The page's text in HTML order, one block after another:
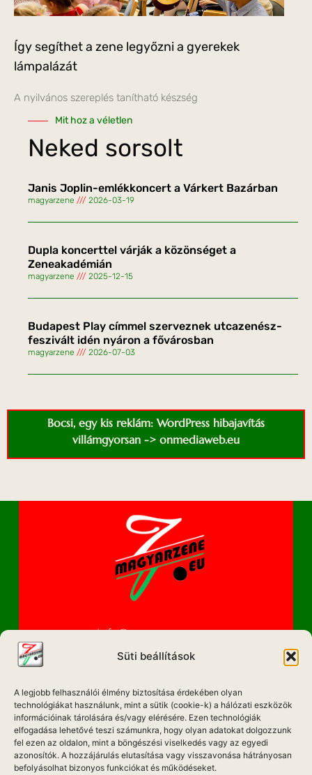
Süti beállítások
A legjobb felhasználói élmény biztosítása érdekében olyan
technológiákat használunk, mint a sütik (cookie-k) a hálózati eszközök
információinak tárolására és/vagy elérésére. Ezen technológiák
elfogadása lehetővé teszi számunkra, hogy olyan adatokat dolgozzunk
fel ezen az oldalon, mint a böngészési viselkedés vagy az egyedi
azonosítók. A hozzájárulás elutasítása vagy visszavonása hátrányosan
befolyásolhat bizonyos funkciókat és működéseket.
Így segíthet a zene legyőzni a gyerekek
lámpalázát
A nyilvános szereplés tanítható készség
Mit hoz a véletlen
Neked sorsolt
Janis Joplin-emlékkoncert a Várkert Bazárban
magyarzene 2026-03-19
Dupla koncerttel várják a közönséget a
Zeneakadémián
magyarzene 2025-12-15
Budapest Play címmel szerveznek utcazenész-
feszivált idén nyáron a fővárosban
magyarzene 2026-07-03
Bocsi, egy kis reklám: WordPress hibajavítás
villámgyorsan -> onmediaweb.eu
info@magyarzene.eu
IMPRESSZUM
ETIKAI KÓDEX
MÉDIA AJÁNLAT